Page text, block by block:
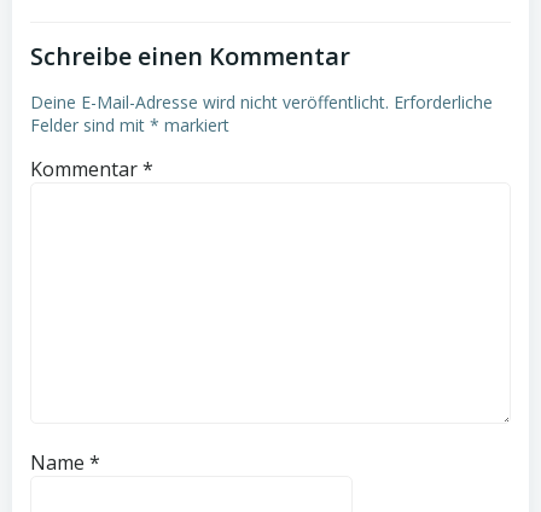
Schreibe einen Kommentar
Deine E-Mail-Adresse wird nicht veröffentlicht. Erforderliche
Felder sind mit * markiert
Kommentar*
Name *